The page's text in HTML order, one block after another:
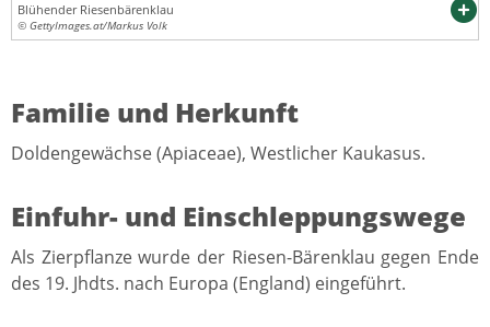
Blühender Riesenbärenklau
© GettyImages.at/Markus Volk
Familie und Herkunft
Doldengewächse (Apiaceae), Westlicher Kaukasus.
Einfuhr- und Einschleppungswege
Als Zierpflanze wurde der Riesen-Bärenklau gegen Ende
des 19. Jhdts. nach Europa (England) eingeführt.